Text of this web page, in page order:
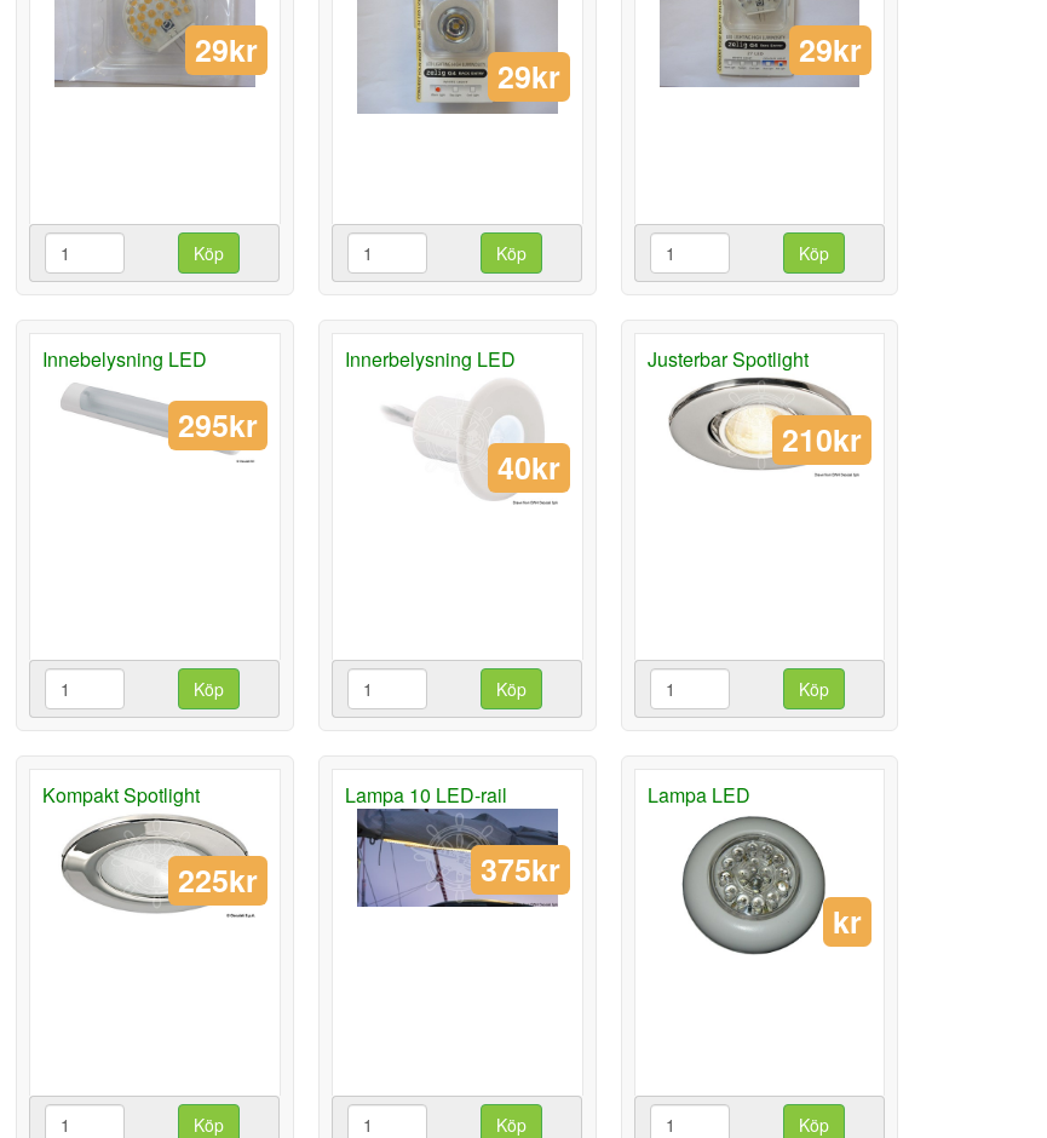
29kr
Köp
29kr
Köp
29kr
Köp
Innebelysning LED
295kr
Köp
Innerbelysning LED
40kr
Köp
Justerbar Spotlight
210kr
Köp
Kompakt Spotlight
225kr
Köp
Lampa 10 LED-rail
375kr
Köp
Lampa LED
kr
Köp